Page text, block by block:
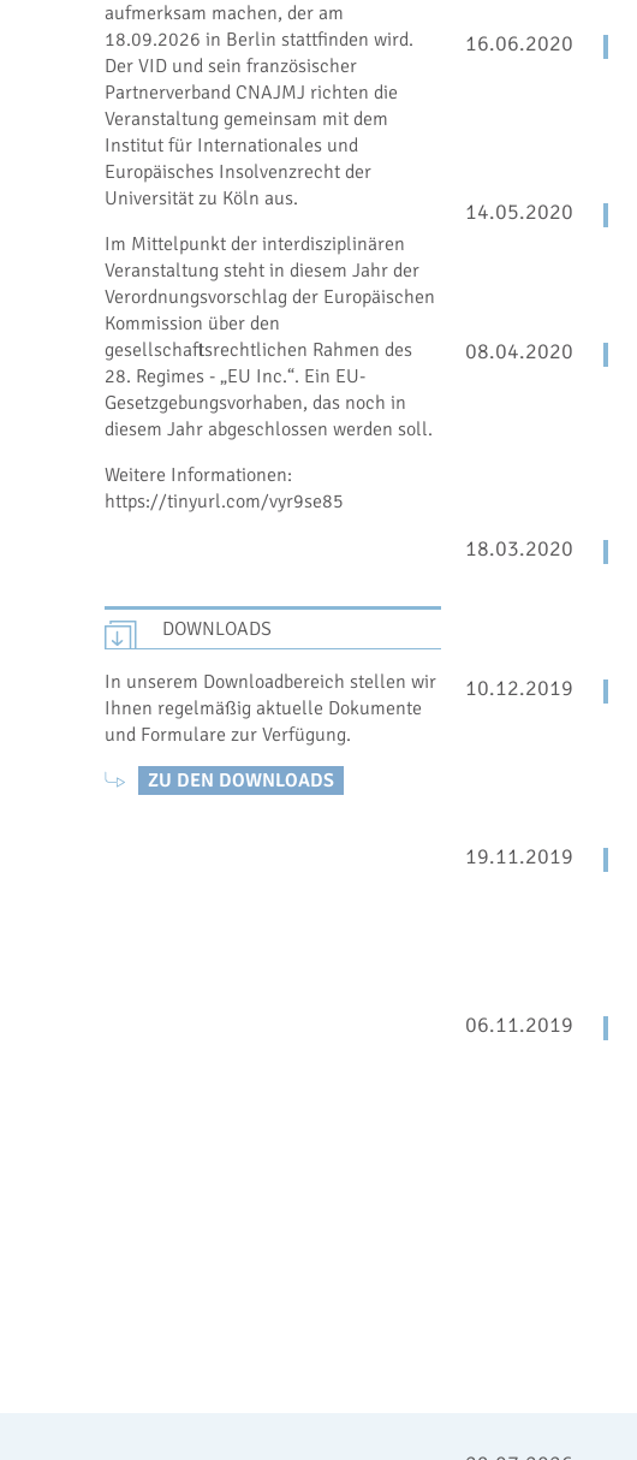
aufmerksam machen, der am
18.09.2026 in Berlin stattfinden wird.
Der VID und sein französischer
Partnerverband CNAJMJ richten die
Veranstaltung gemeinsam mit dem
Institut für Internationales und
Europäisches Insolvenzrecht der
Universität zu Köln aus.
Im Mittelpunkt der interdisziplinären
Veranstaltung steht in diesem Jahr der
Verordnungsvorschlag der Europäischen
Kommission über den
gesellschaftsrechtlichen Rahmen des
28. Regimes - „EU Inc.“. Ein EU-
Gesetzgebungsvorhaben, das noch in
diesem Jahr abgeschlossen werden soll.
Weitere Informationen:
https://tinyurl.com/vyr9se85
DOWNLOADS
In unserem Downloadbereich stellen wir
Ihnen regelmäßig aktuelle Dokumente
und Formulare zur Verfügung.
ZU DEN DOWNLOADS
16.06.2020
14.05.2020
08.04.2020
18.03.2020
10.12.2019
19.11.2019
06.11.2019